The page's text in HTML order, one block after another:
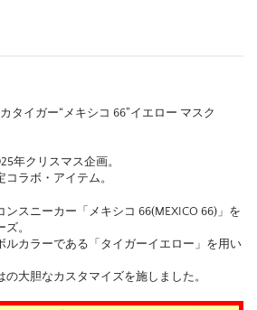
タイガー“メキシコ 66”イエロー マスク
年クリスマス企画。
ラボ・アイテム。
スニーカー「メキシコ 66(MEXICO 66)」を
。
ルカラーである「タイガーイエロー」を用い
大胆なカスタマイズを施しました。